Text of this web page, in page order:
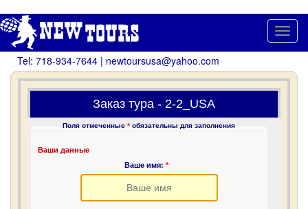
Tel: 718-934-7644 | newtoursusa@yahoo.com
Заказ тура - 2-2_USA
Поля отмеченные* обязательны для заполнения
Ваши данные
Ваше имя: *